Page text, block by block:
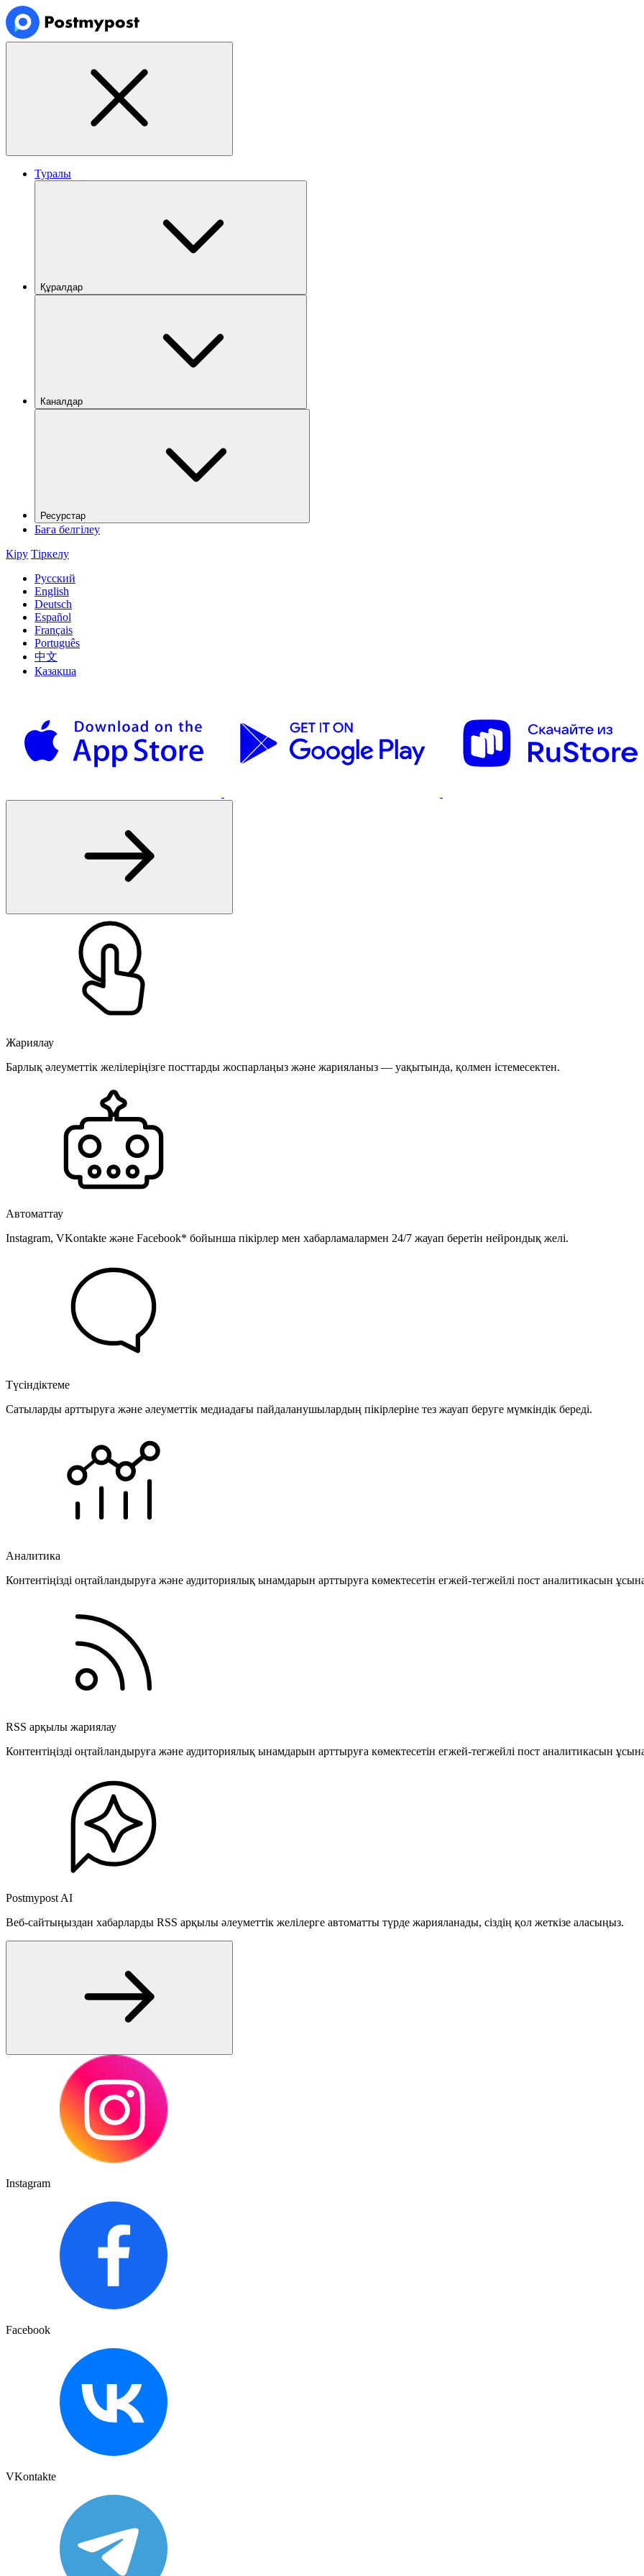
Туралы
Құралдар
Каналдар
Ресурстар
Баға белгілеу
Кіру Тіркелу
Русский
English
Deutsch
Español
Français
Português
中文
Қазақша
Жариялау
Барлық әлеуметтік желілеріңізге посттарды жоспарлаңыз және жарияланыз — уақытында, қолмен істемесектен.
Автоматтау
Instagram, VKontakte және Facebook* бойынша пікірлер мен хабарламалармен 24/7 жауап беретін нейрондық желі.
Түсіндіктеме
Сатыларды арттыруға және әлеуметтік медиадағы пайдаланушылардың пікірлеріне тез жауап беруге мүмкіндік береді.
Аналитика
Контентіңізді оңтайландыруға және аудиториялық ынамдарын арттыруға көмектесетін егжей-тегжейлі пост аналитикасын
RSS арқылы жариялау
Контентіңізді оңтайландыруға және аудиториялық ынамдарын арттыруға көмектесетін егжей-тегжейлі пост аналитикасын
Postmypost AI
Веб-сайтыңыздан хабарларды RSS арқылы әлеуметтік желілерге автоматты түрде жарияланады, сіздің қол жеткізе аласыңыз.
Instagram
Facebook
VKontakte